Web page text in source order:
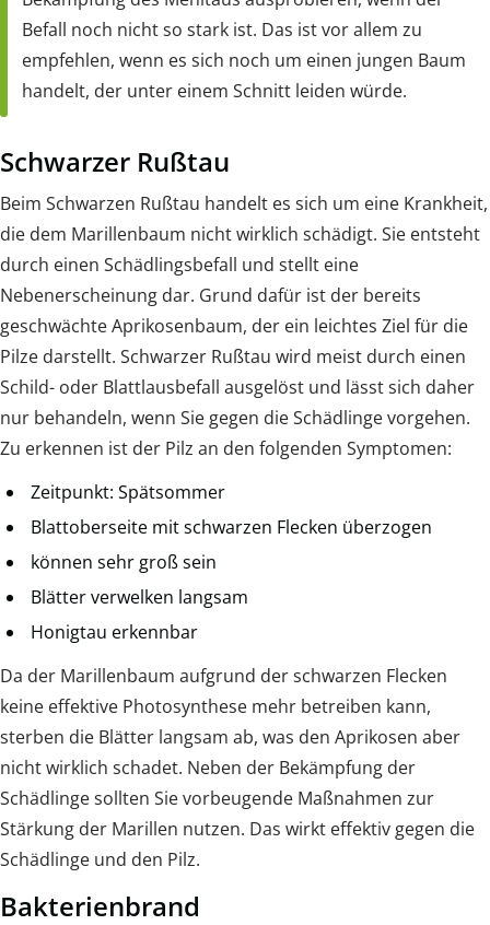
Befall noch nicht so stark ist. Das ist vor allem zu
empfehlen, wenn es sich noch um einen jungen Baum
handelt, der unter einem Schnitt leiden würde.
Schwarzer Rußtau
Beim Schwarzen Rußtau handelt es sich um eine Krankheit,
die dem Marillenbaum nicht wirklich schädigt. Sie entsteht
durch einen Schädlingsbefall und stellt eine
Nebenerscheinung dar. Grund dafür ist der bereits
geschwächte Aprikosenbaum, der ein leichtes Ziel für die
Pilze darstellt. Schwarzer Rußtau wird meist durch einen
Schild- oder Blattlausbefall ausgelöst und lässt sich daher
nur behandeln, wenn Sie gegen die Schädlinge vorgehen.
Zu erkennen ist der Pilz an den folgenden Symptomen:
Zeitpunkt: Spätsommer
Blattoberseite mit schwarzen Flecken überzogen
können sehr groß sein
Blätter verwelken langsam
Honigtau erkennbar
Da der Marillenbaum aufgrund der schwarzen Flecken
keine effektive Photosynthese mehr betreiben kann,
sterben die Blätter langsam ab, was den Aprikosen aber
nicht wirklich schadet. Neben der Bekämpfung der
Schädlinge sollten Sie vorbeugende Maßnahmen zur
Stärkung der Marillen nutzen. Das wirkt effektiv gegen die
Schädlinge und den Pilz.
Bakterienbrand